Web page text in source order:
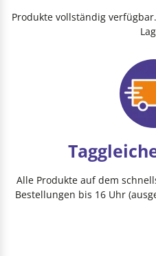
Produkte vollständig
Alle Produkte auf dem
Bestellungen bis 16 Uhr